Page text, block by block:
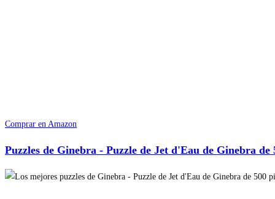
Comprar en Amazon
Puzzles de Ginebra - Puzzle de Jet d'Eau de Ginebra de